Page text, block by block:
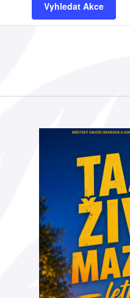
Vyhledat Akce